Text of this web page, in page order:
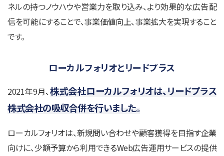
ネルの持つノウハウや営業力を取り込み、より効果的な広告配
信を可能にすることで、事業価値向上、事業拡大を実現すること
です。
ローカルフォリオとリードプラス
2021年9月、株式会社ローカルフォリオは、リードプラス
株式会社の吸収合併を行いました。
ローカルフォリオは、新規問い合わせや顧客獲得を目指す企業
向けに、少額予算から利用できるWeb広告運用サービスの提供